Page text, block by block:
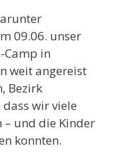
09.06. unser
Camp in
weit angereist
Bezirk
wir viele
– und die Kinder
konnten.